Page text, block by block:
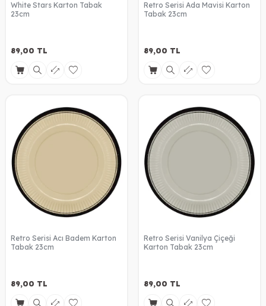
White Stars Karton Tabak
23cm
89,00 TL
Retro Serisi Ada Mavisi Karton
Tabak 23cm
89,00 TL
Retro Serisi Acı Badem Karton
Tabak 23cm
89,00 TL
Retro Serisi Vanilya Çiçeği
Karton Tabak 23cm
89,00 TL